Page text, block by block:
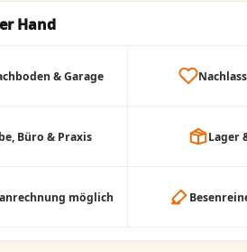
Hand
& Garage
Büro & Praxis Lager
möglich